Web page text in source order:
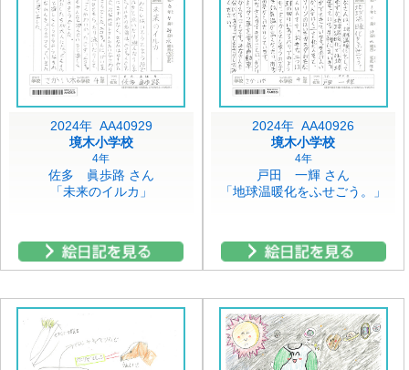
2024年 AA40929
境木小学校
4年
佐多 眞歩路 さん
「未来のイルカ」
2024年 AA40926
境木小学校
4年
戸田 一輝 さん
「地球温暖化をふせごう。」